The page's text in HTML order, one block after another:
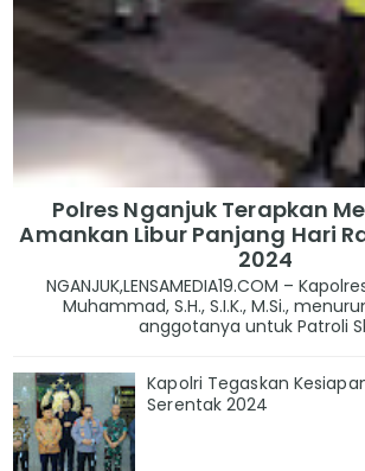
Polres Nganjuk Terapkan
Amankan Libur Panjang Hari
2024
NGANJUK,LENSAMEDIA19.COM –
Muhammad, S.H., S.I.K., M.Si.,
anggotanya untuk Patroli
Kapolri Tegaskan
Serentak 2024